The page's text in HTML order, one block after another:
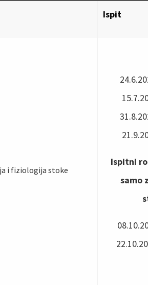
Ispit
i fiziologija stoke
Ispitni
samo